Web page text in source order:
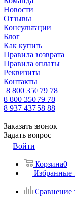
Новости
Отзывы
Консультации
Блог
Как купить
Правила возврата
Правила оплаты
Реквизиты
Контакты
8 800 350 79 78
8 800 350 79 78
8 937 437 58 88
Заказать звонок
Задать вопрос
Войти
Корзина0
Избранные
Сравнение